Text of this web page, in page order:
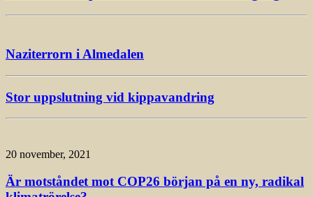
Naziterrorn i Almedalen
Stor uppslutning vid kippavandring
20 november, 2021
Är motståndet mot COP26 början på en ny, radikal